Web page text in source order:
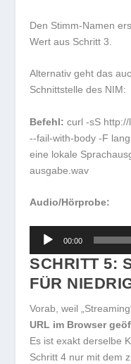
Den Stimm-Namen
Wert aus Schritt 3.
Alternativ geht das
Schnittstelle des NIM:
Befehl: curl -sS
--fail-with-body -F
eine lokale
ausgabe.wav
Audio/Hörprobe:
Audio-
00:00
SCHRITT 5:
FÜR
Vorab, weil
URL im Browser
Es ist exakt derselbe
Schritt 4 nur mit dem